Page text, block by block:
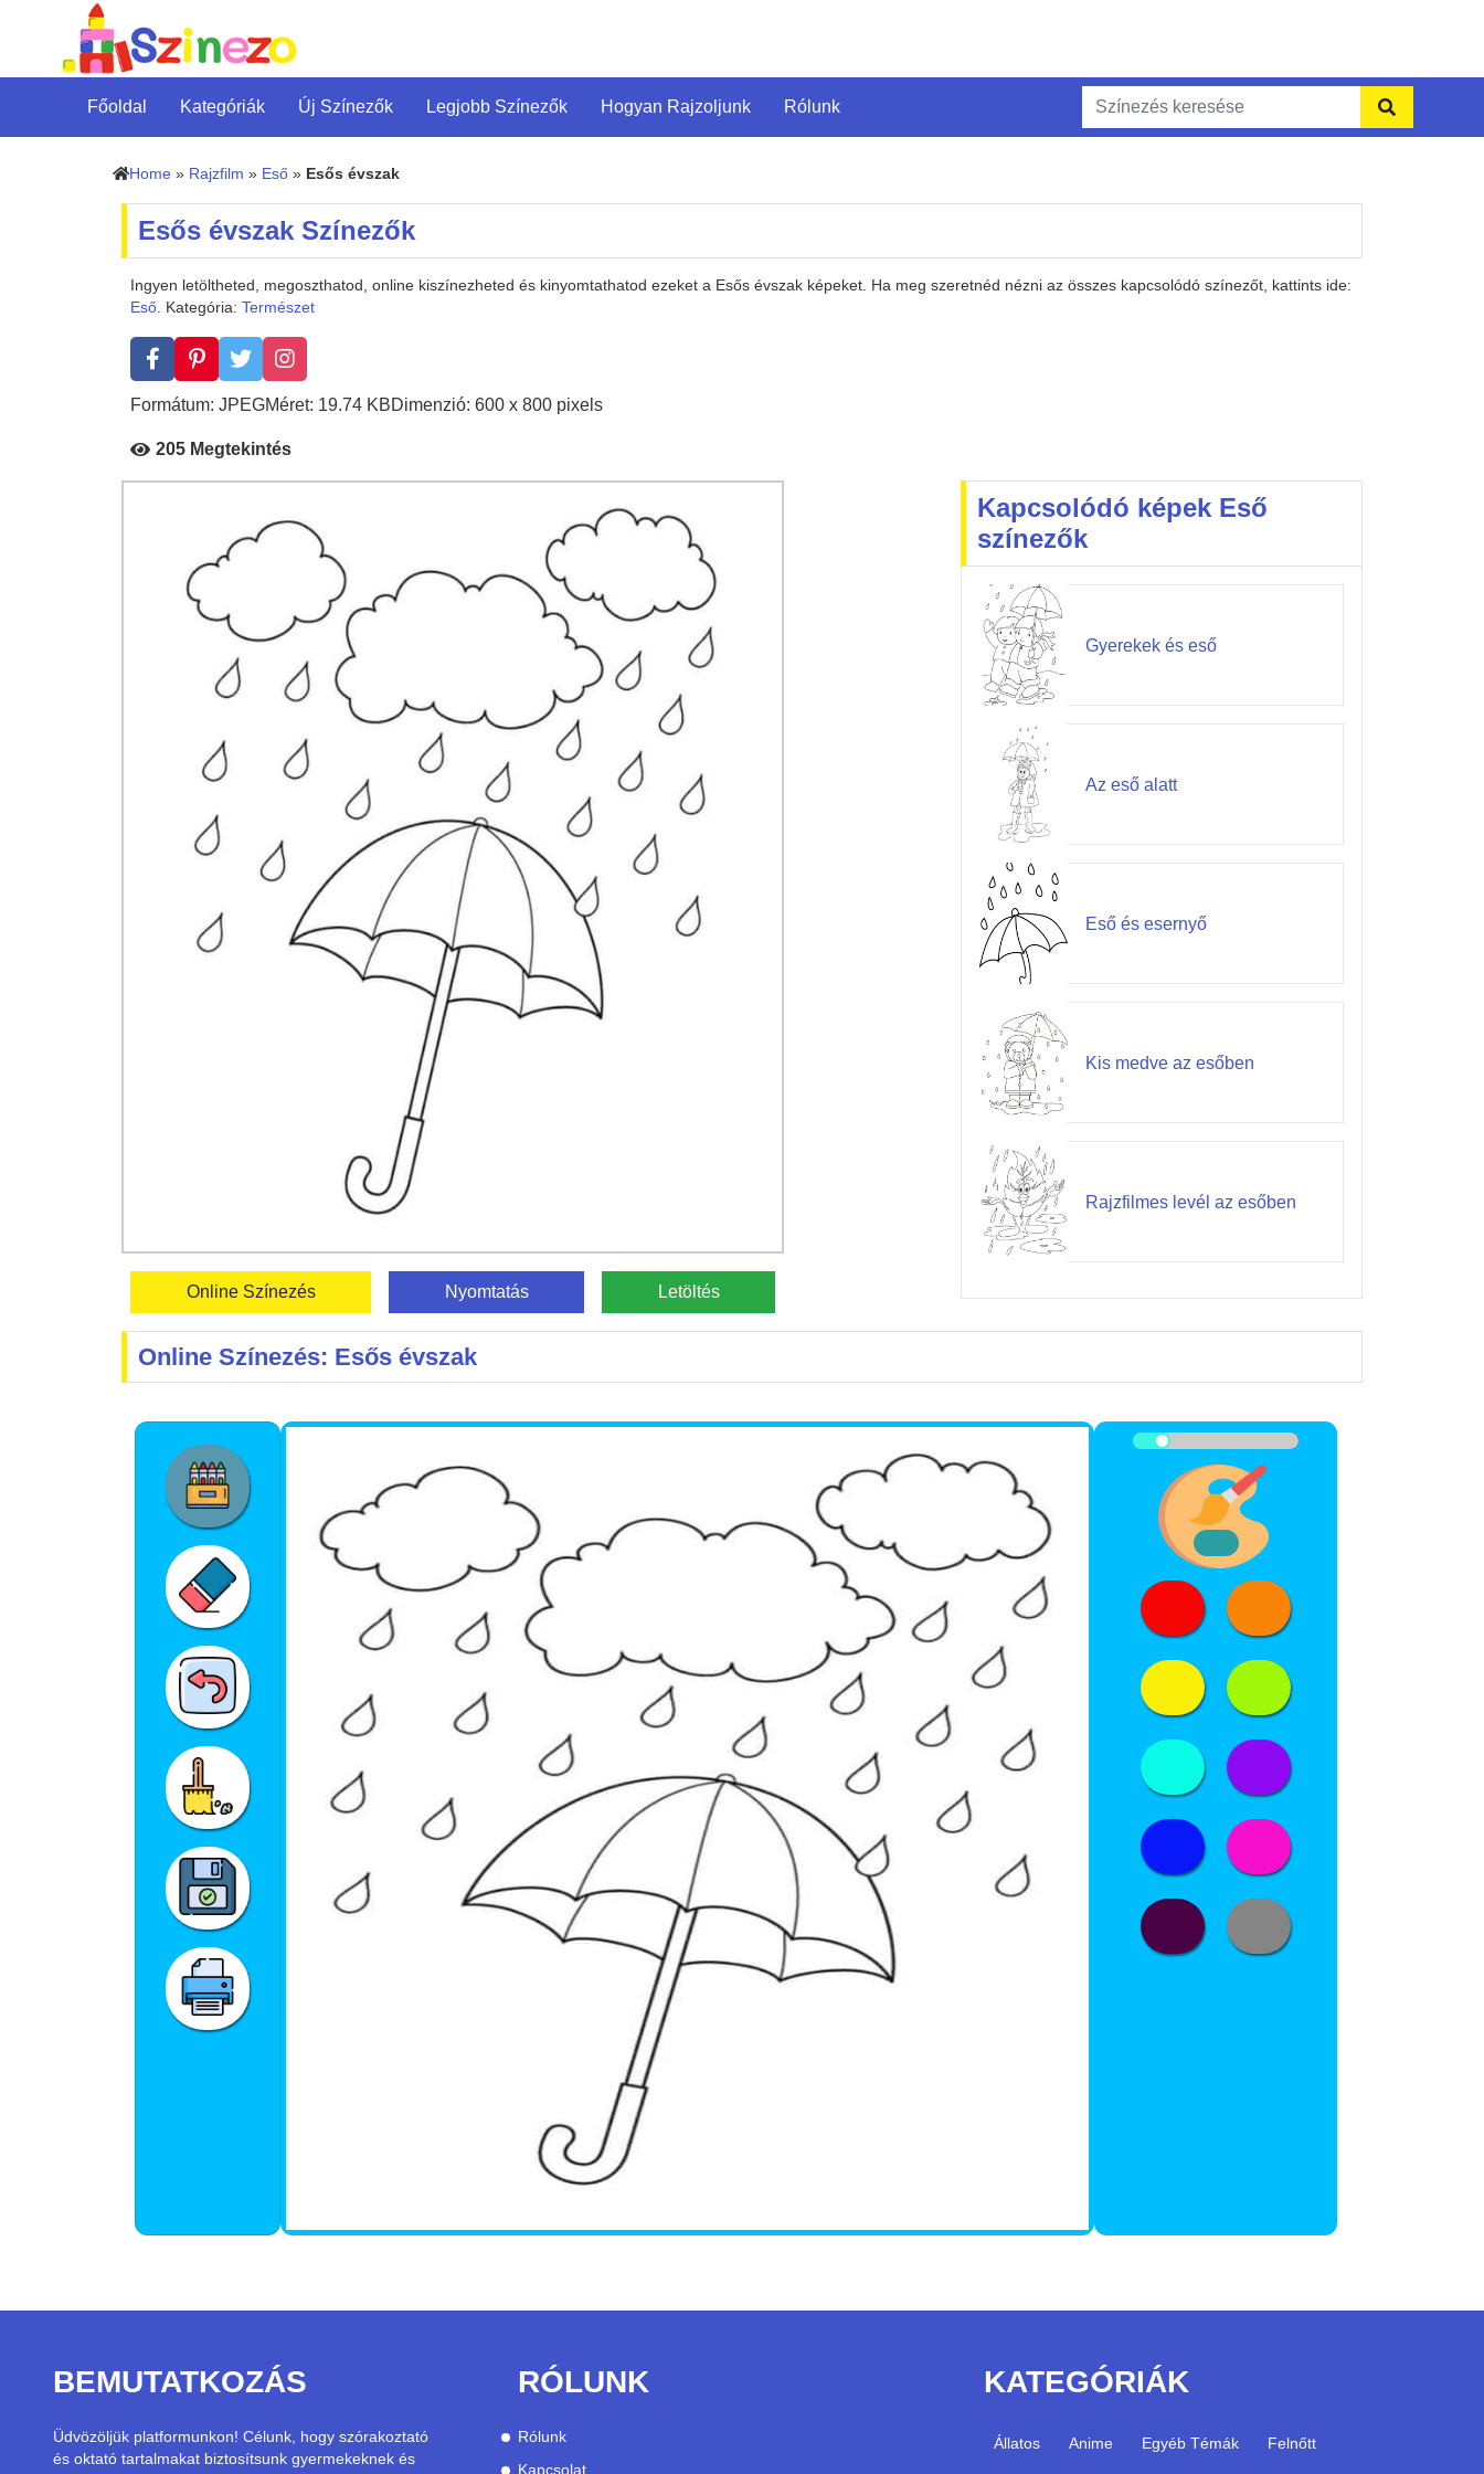
Főoldal Kategóriák Új Színezők Legjobb Színezők Hogyan Rajzoljunk Rólunk
Home » Rajzfilm » Eső » Esős évszak
Esős évszak Színezők
Ingyen letöltheted, megoszthatod, online kiszínezheted és kinyomtathatod ezeket a Esős évszak képeket. Ha meg szeretnéd nézni az összes kapcsolódó színezőt, kattints ide:
Eső. Kategória: Természet
Formátum: JPEGMéret: 19.74 KBDimenzió: 600 x 800 pixels
205 Megtekintés
Online Színezés Nyomtatás Letöltés
Kapcsolódó képek Eső
színezők
Gyerekek és eső
Az eső alatt
Eső és esernyő
Kis medve az esőben
Rajzfilmes levél az esőben
Online Színezés: Esős évszak
BEMUTATKOZÁS
Üdvözöljük platformunkon! Célunk, hogy szórakoztató
és oktató tartalmakat biztosítsunk gyermekeknek és
RÓLUNK
Rólunk
Kapcsolat
KATEGÓRIÁK
Állatos Anime Egyéb Témák Felnőtt